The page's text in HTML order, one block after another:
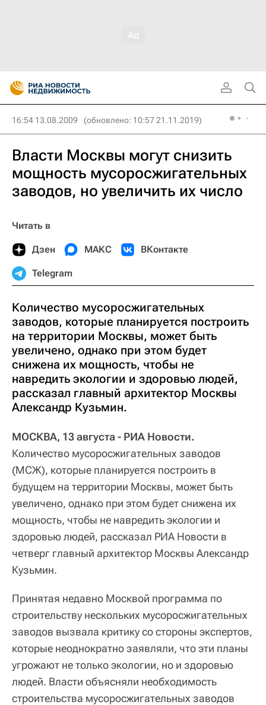
16:54 13.08.2009 (обновлено: 10:57 21.11.2019)
Власти Москвы могут снизить
мощность мусоросжигательных
заводов, но увеличить их число
Читать в
Дзен МАКС ВКонтакте
Telegram
Количество мусоросжигательных
заводов, которые планируется построить
на территории Москвы, может быть
увеличено, однако при этом будет
снижена их мощность, чтобы не
навредить экологии и здоровью людей,
рассказал главный архитектор Москвы
Александр Кузьмин.
МОСКВА, 13 августа - РИА Новости.
Количество мусоросжигательных заводов
(МСЖ), которые планируется построить в
будущем на территории Москвы, может быть
увеличено, однако при этом будет снижена их
мощность, чтобы не навредить экологии и
здоровью людей, рассказал РИА Новости в
четверг главный архитектор Москвы Александр
Кузьмин.
Принятая недавно Москвой программа по
строительству нескольких мусоросжигательных
заводов вызвала критику со стороны экспертов,
которые неоднократно заявляли, что эти планы
угрожают не только экологии, но и здоровью
людей. Власти объясняли необходимость
строительства мусоросжигательных заводов